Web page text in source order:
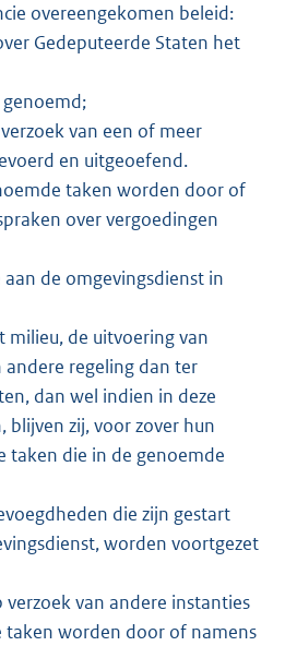
overeengekomen beleid:
Gedeputeerde Staten het
van een of meer
en uitgeoefend.
taken worden door of
over vergoedingen
de omgevingsdienst in
milieu, de uitvoering van
regeling dan ter
dan wel indien in deze
zij, voor zover hun
taken die in de genoemde
die zijn gestart
worden voortgezet
van andere instanties
taken worden door of namens